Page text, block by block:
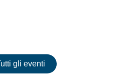
gli eventi